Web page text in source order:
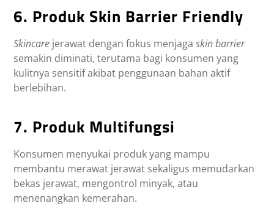
6. Produk Skin Barrier Friendly
Skincare jerawat dengan fokus menjaga skin barrier
semakin diminati, terutama bagi konsumen yang
kulitnya sensitif akibat penggunaan bahan aktif
berlebihan.
7. Produk Multifungsi
Konsumen menyukai produk yang mampu
membantu merawat jerawat sekaligus memudarkan
bekas jerawat, mengontrol minyak, atau
menenangkan kemerahan.